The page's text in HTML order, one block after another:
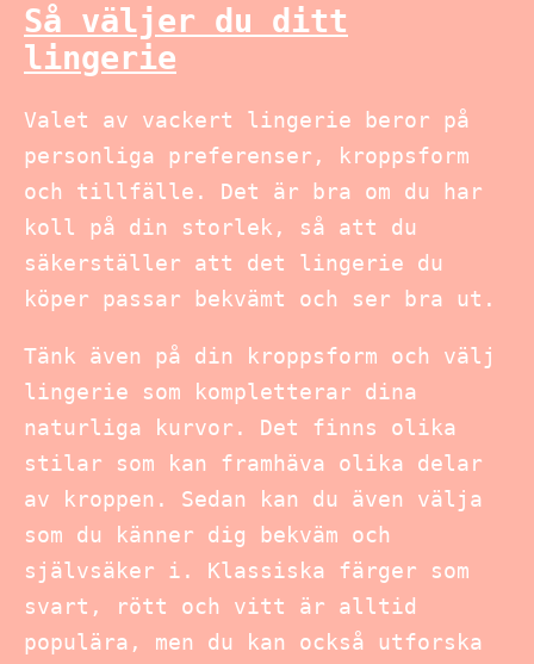
Så väljer du ditt
lingerie
Valet av vackert lingerie beror på
personliga preferenser, kroppsform
och tillfälle. Det är bra om du har
koll på din storlek, så att du
säkerställer att det lingerie du
köper passar bekvämt och ser bra ut.
Tänk även på din kroppsform och välj
lingerie som kompletterar dina
naturliga kurvor. Det finns olika
stilar som kan framhäva olika delar
av kroppen. Sedan kan du även välja
som du känner dig bekväm och
självsäker i. Klassiska färger som
svart, rött och vitt är alltid
populära, men du kan också utforska